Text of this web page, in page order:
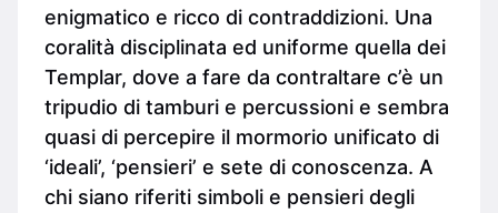
enigmatico e ricco di contraddizioni. Una
coralità disciplinata ed uniforme quella dei
Templar, dove a fare da contraltare c’è un
tripudio di tamburi e percussioni e sembra
quasi di percepire il mormorio unificato di
‘ideali’, ‘pensieri’ e sete di conoscenza. A
chi siano riferiti simboli e pensieri degli